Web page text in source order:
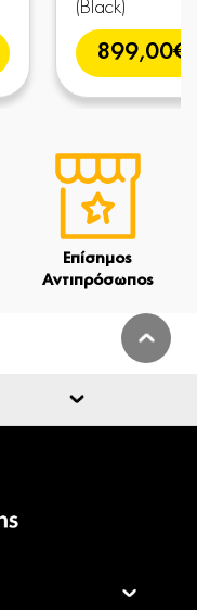
(Black)
899,00€
Επίσημος
Αντιπρόσωπος